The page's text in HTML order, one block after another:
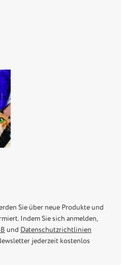
Sie über neue Produkte und
Indem Sie sich anmelden,
und Datenschutzrichtlinien
jederzeit kostenlos